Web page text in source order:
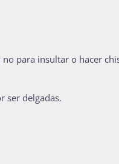
para insultar o hacer
ser delgadas.